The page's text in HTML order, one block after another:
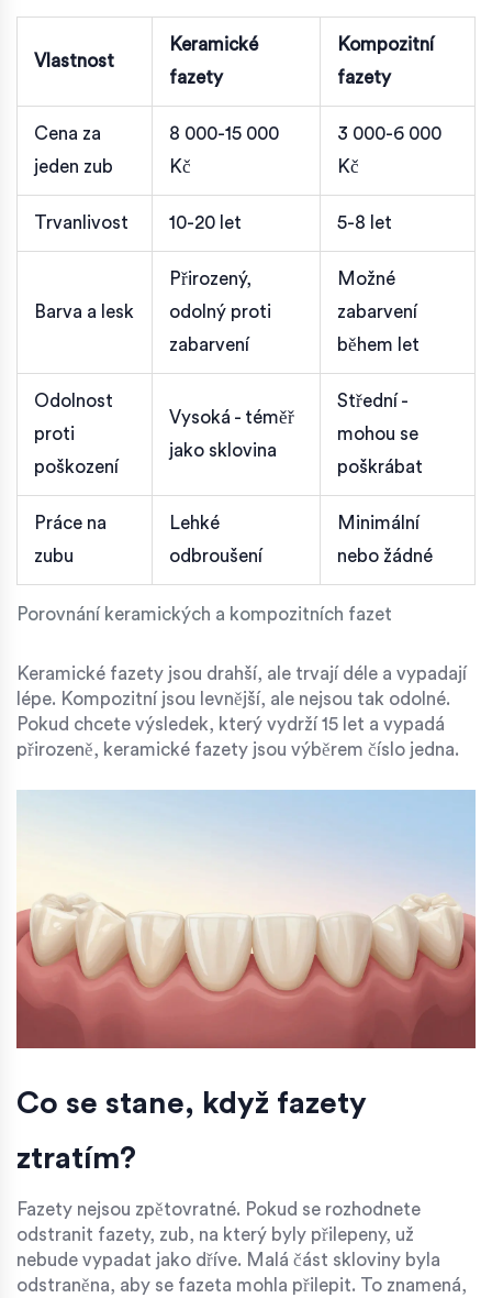
Porovnání keramických a kompozitních fazet
Vlastnost
Keramické
fazety
Kompozitní
fazety
Cena za
jeden zub
8 000-15 000
Kč
3 000-6 000
Kč
Trvanlivost 10-20 let 5-8 let
Barva a lesk
Přirozený,
odolný proti
zabarvení
Možné
zabarvení
během let
Odolnost
proti
poškození
Vysoká - téměř
jako sklovina
Střední -
mohou se
poškrábat
Práce na
zubu
Lehké
odbroušení
Minimální
nebo žádné
Keramické fazety jsou drahší, ale trvají déle a vypadají
lépe. Kompozitní jsou levnější, ale nejsou tak odolné.
Pokud chcete výsledek, který vydrží 15 let a vypadá
přirozeně, keramické fazety jsou výběrem číslo jedna.
Co se stane, když fazety
ztratím?
Fazety nejsou zpětovratné. Pokud se rozhodnete
odstranit fazety, zub, na který byly přilepeny, už
nebude vypadat jako dříve. Malá část skloviny byla
odstraněna, aby se fazeta mohla přilepit. To znamená,